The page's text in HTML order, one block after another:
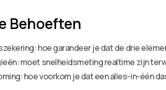
Behoeften
hoe garandeer je dat de drie
moet snelheidsmeting realtime zijn
hoe voorkom je dat een alles-in-één